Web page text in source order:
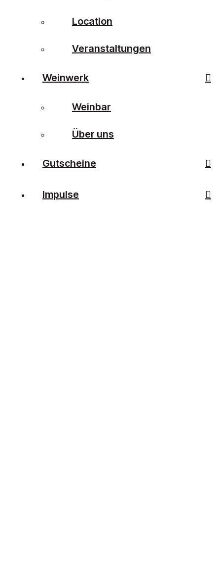
Location
Veranstaltungen
Weinwerk
Weinbar
Über uns
Gutscheine
Impulse